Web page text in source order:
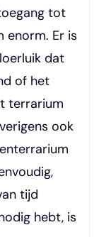
tot
enorm. Er is
dat
of het
terrarium
ook
tijd
hebt, is